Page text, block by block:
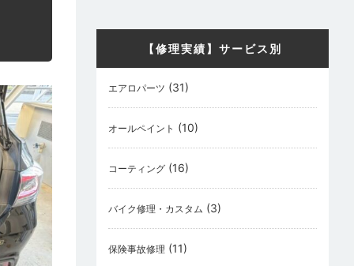
【修理実績】サービス別
エアロパーツ (31)
オールペイント (10)
コーティング(16)
バイク修理・カスタム (3)
保険事故修理 (11)